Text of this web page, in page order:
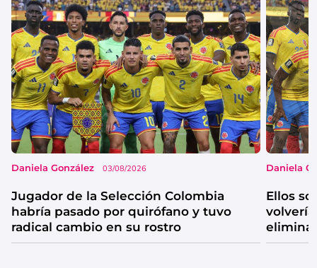
Daniela González 03/08/2026
Jugador de la Selección Colombia
habría pasado por quirófano y tuvo
radical cambio en su rostro
Daniela
Ellos